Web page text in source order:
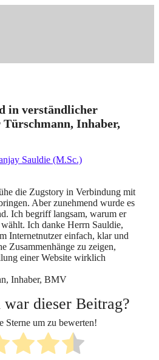
in verständlicher
Türschmann, Inhaber,
Sauldie (M.Sc.)
die Zugstory in Verbindung mit
Aber zunehmend wurde es
Ich begriff langsam, warum er
Ich danke Herrn Sauldie,
Internetnutzer einfach, klar und
Zusammenhänge zu zeigen,
einer Website wirklich
Inhaber, BMV
dieser Beitrag?
Sterne um zu bewerten!